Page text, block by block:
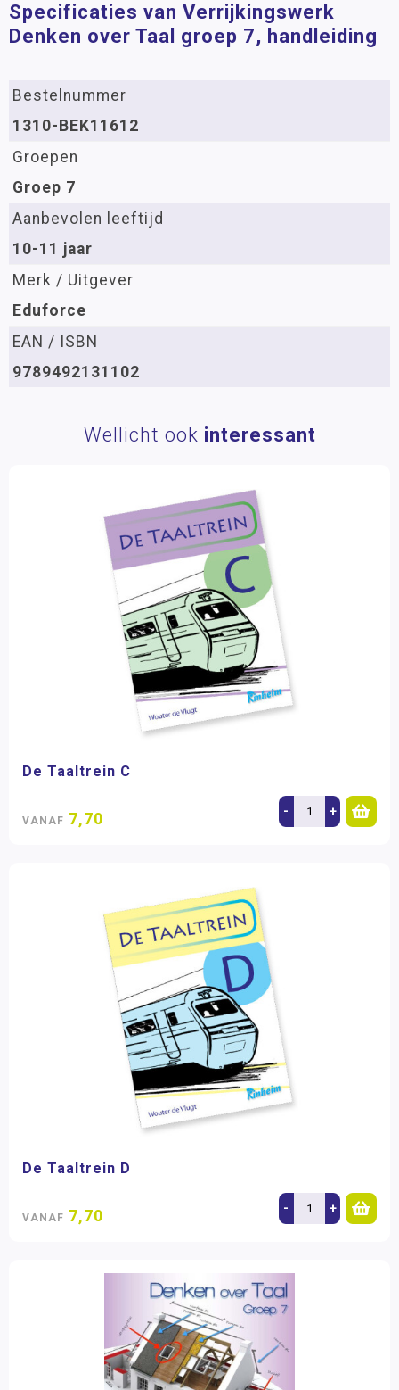
Specificaties van Verrijkingswerk
Denken over Taal groep 7, handleiding
Bestelnummer
1310-BEK11612
Groepen
Groep 7
Aanbevolen leeftijd
10-11 jaar
Merk / Uitgever
Eduforce
EAN / ISBN
9789492131102
Wellicht ook interessant
De Taaltrein C
VANAF 7,70 - +
De Taaltrein D
VANAF 7,70 - +